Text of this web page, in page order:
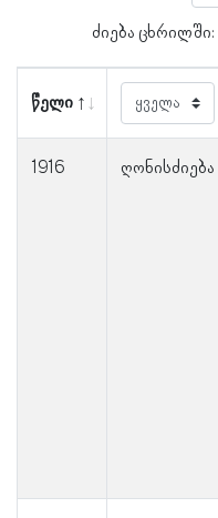
ძიება ცხრილში:
წელი
1916 ღონისძიება